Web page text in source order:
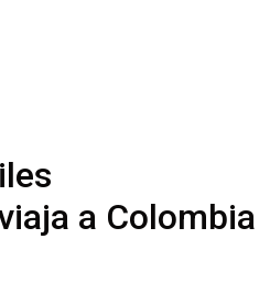
a Colombia